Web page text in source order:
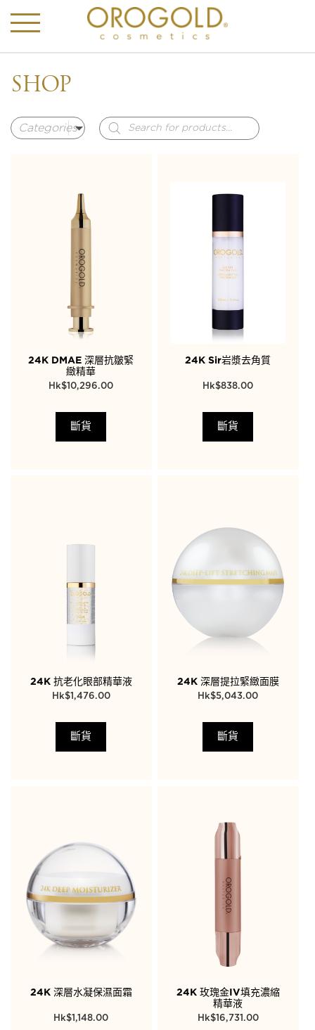
SHOP
Products
search
24K DMAE 深層抗皺緊
緻精華
$10,296.00
斷貨
24K Sir岩漿去角質
$838.00
斷貨
24K 抗老化眼部精華液
$1,476.00
斷貨
24K 深層提拉緊緻面膜
$5,043.00
斷貨
24K 深層水凝保濕面霜
$1,148.00
24K 玫瑰金IV填充濃縮
精華液
$16,731.00